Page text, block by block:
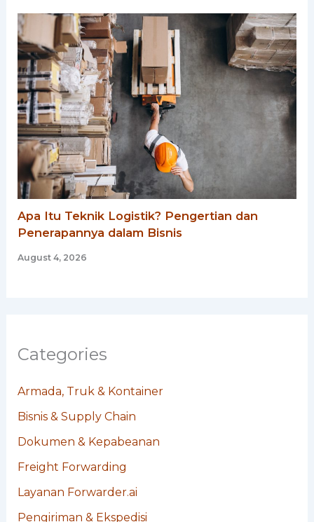
Apa Itu Teknik Logistik? Pengertian dan
Penerapannya dalam Bisnis
August 4, 2026
Categories
Armada, Truk & Kontainer
Bisnis & Supply Chain
Dokumen & Kepabeanan
Freight Forwarding
Layanan Forwarder.ai
Pengiriman & Ekspedisi